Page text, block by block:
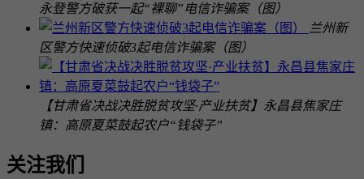
永登警方破获一起“裸聊”电信诈骗案（图）
兰州新
区警方快速侦破3起电信诈骗案（图）
【甘肃省决战决胜脱贫攻坚·产业扶贫】永昌县焦家庄
镇：高原夏菜鼓起农户“钱袋子”
关注我们